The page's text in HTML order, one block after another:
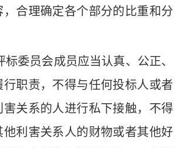
，合理确定各个部分的比重和分
标委员会成员应当认真、公正、
职责，不得与任何投标人或者
害关系的人进行私下接触，不得
他利害关系人的财物或者其他好